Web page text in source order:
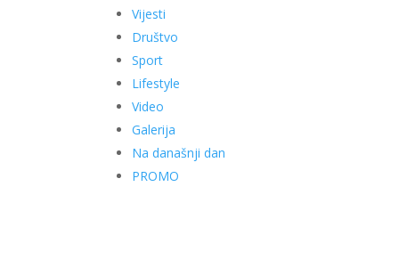
Vijesti
Društvo
Sport
Lifestyle
Video
Galerija
Na današnji dan
PROMO